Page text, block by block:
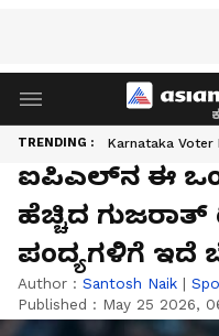
TRENDING : Karnataka Voter
ಐಪಿಎಲ್‌ನ ಈ
ಹೆಚ್ಚಿದ
ಪಂದ್ಯಗಳಿಗೆ ಇದೆ
Author : Santosh Naik |
Published : May 25 2026,